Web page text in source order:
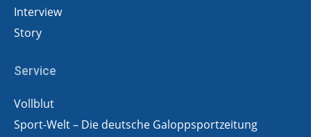
Interview
Story
Service
Vollblut
Sport-Welt – Die deutsche Galoppsportzeitung